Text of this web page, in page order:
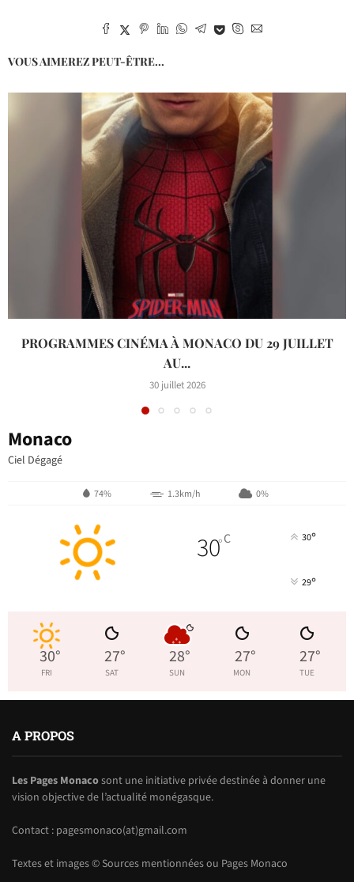
VOUS AIMEREZ PEUT-ÊTRE...
PROGRAMMES CINÉMA À MONACO DU 29 JUILLET
AU...
30 juillet 2026
Monaco
Ciel Dégagé
74% 1.3km/h 0%
30°C 30°
29°
30°
FRI
27°
SAT
28°
SUN
27°
MON
27°
TUE
A PROPOS
Les Pages Monacosont une initiative privée destinée à donner une
vision objective de l’actualité monégasque.
Contact : pagesmonaco(at)gmail.com
Textes et images © Sources mentionnées ou Pages Monaco